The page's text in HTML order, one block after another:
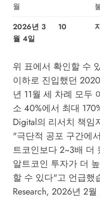
월
2026년 3
월 4일
10
위 표에서 확인할 수
이하로 진입했던
년 11월 세 차례 모두
소 40%에서 최대
Digital의 리서치 책임
"극단적 공포 구간에
트코인보다 2~3배 더
알트코인 투자가 더
할 수 있다"고 언급했
Research, 2026년 2